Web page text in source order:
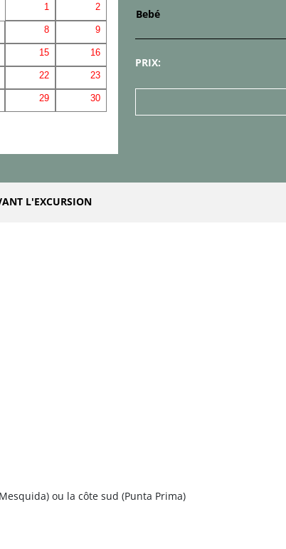
1 2
8 9
15 16
22 23
29 30
Bebé
PRIX:
L'EXCURSION
ou la côte sud (Punta Prima)